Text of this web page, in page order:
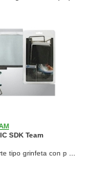
SDK Team
tipo grinfeta con p ...